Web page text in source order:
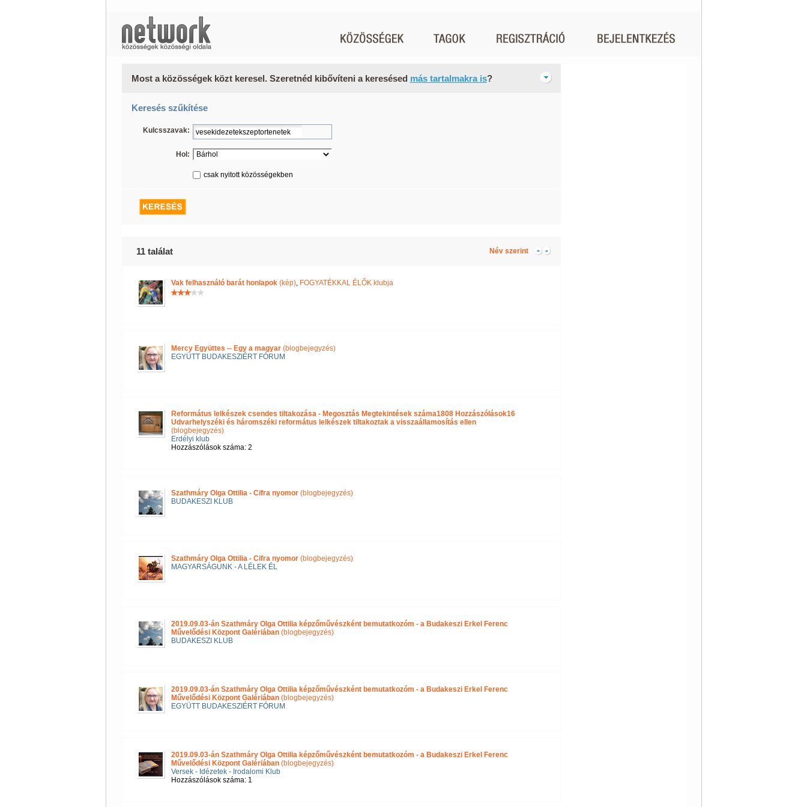
Most a közösségek közt keresel. Szeretnéd kibővíteni a keresésed más tartalmakra is?
Keresés szűkítése
Kulcsszavak:
Hol:
csak nyitott közösségekben
11 találat Név szerint
Vak felhasználó barát honlapok(kép), FOGYATÉKKAL ÉLŐK klubja
Mercy Együttes -- Egy a magyar(blogbejegyzés)
EGYÜTT BUDAKESZIÉRT FÓRUM
Református lelkészek csendes tiltakozása - Megosztás Megtekintések száma1808 Hozzászólások16
Udvarhelyszéki és háromszéki református lelkészek tiltakoztak a visszaállamosítás ellen
(blogbejegyzés)
Erdélyi klub
Hozzászólások száma: 2
Szathmáry Olga Ottilia - Cifra nyomor(blogbejegyzés)
BUDAKESZI KLUB
Szathmáry Olga Ottilia - Cifra nyomor(blogbejegyzés)
MAGYARSÁGUNK - A LÉLEK ÉL
2019.09.03-án Szathmáry Olga Ottilia képzőművészként bemutatkozóm - a Budakeszi Erkel Ferenc
Művelődési Központ Galériában (blogbejegyzés)
BUDAKESZI KLUB
2019.09.03-án Szathmáry Olga Ottilia képzőművészként bemutatkozóm - a Budakeszi Erkel Ferenc
Művelődési Központ Galériában(blogbejegyzés)
EGYÜTT BUDAKESZIÉRT FÓRUM
2019.09.03-án Szathmáry Olga Ottilia képzőművészként bemutatkozóm - a Budakeszi Erkel Ferenc
Művelődési Központ Galériában(blogbejegyzés)
Versek - Idézetek - Irodalomi Klub
Hozzászólások száma: 1